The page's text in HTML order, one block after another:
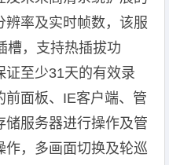
辨率及实时帧数，该服
槽，支持热插拔功
证至少31天的有效录
前面板、IE客户端、管
储服务器进行操作及管
作，多画面切换及轮巡